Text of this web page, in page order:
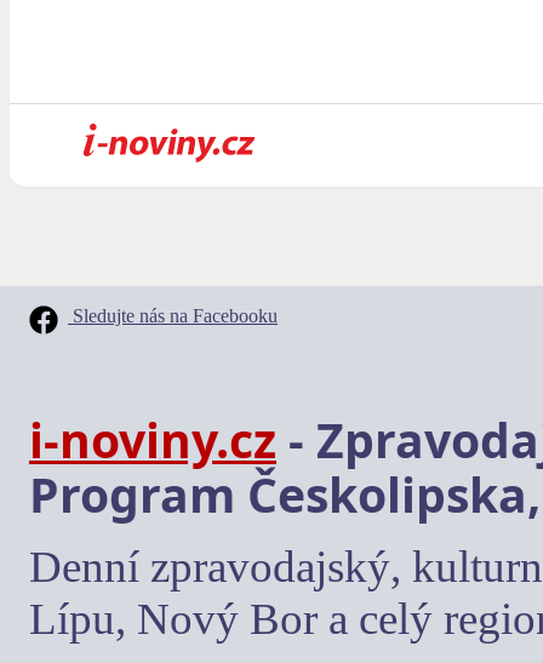
Sledujte nás na Facebooku
i-noviny.cz -
Program
Denní zpravodajský,
Lípu, Nový Bor a celý